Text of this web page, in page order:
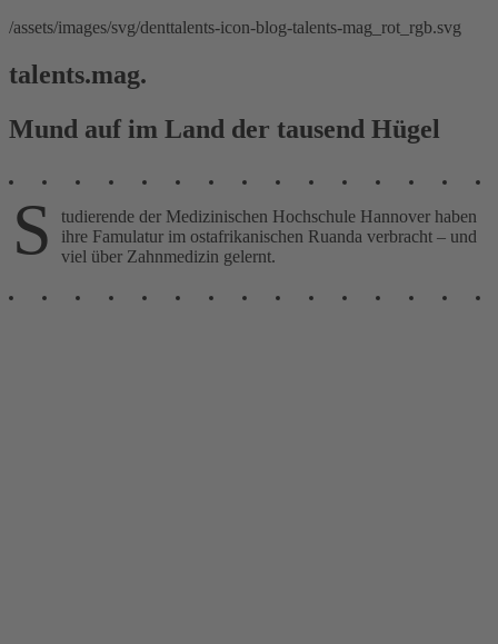
/assets/images/svg/denttalents-icon-blog-talents-mag_rot_rgb.svg
talents.mag.
Mund auf im Land der tausend Hügel
S
tudierende der Medizinischen Hochschule Hannover haben
ihre Famulatur im ostafrikanischen Ruanda verbracht – und
viel über Zahnmedizin gelernt.